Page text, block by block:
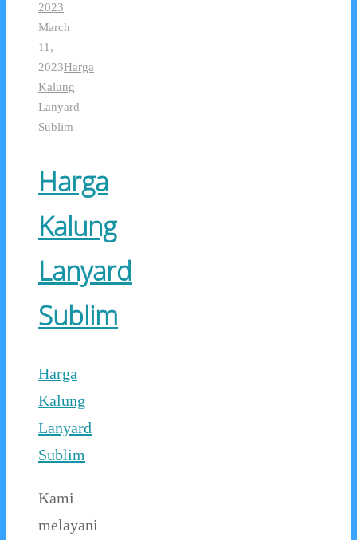
2023
March
11,
2023Harga
Kalung
Lanyard
Sublim
Harga
Kalung
Lanyard
Sublim
Harga
Kalung
Lanyard
Sublim
Kami
melayani